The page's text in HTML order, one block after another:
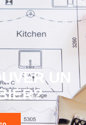
UN